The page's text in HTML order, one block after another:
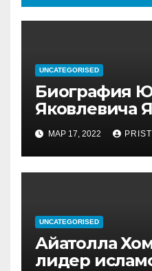
UNCATEGORISED
Биография
Яковлевича
история его
МАР 17, 2022
UNCATEGORISED
Айатолла
лидер